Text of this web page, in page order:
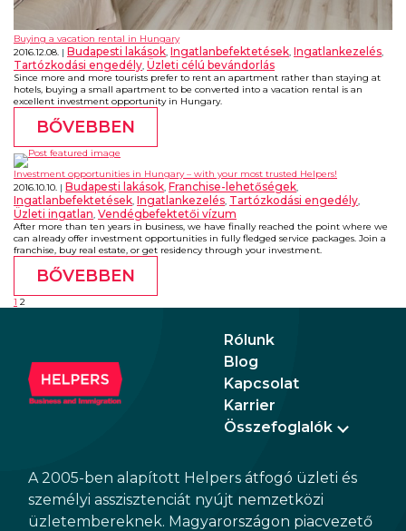
Buying a vacation rental in Hungary
2016.12.08.
Budapesti lakások, Ingatlanbefektetések, Ingatlankezelés,
Tartózkodási engedély, Üzleti célú bevándorlás
Since more and more tourists prefer to rent an apartment rather than staying at
hotels, buying a small apartment to be converted into a vacation rental is an
excellent investment opportunity in Hungary.
BŐVEBBEN
Investment opportunities in Hungary – with your most trusted Helpers!
2016.10.10.
Budapesti lakások, Franchise-lehetőségek,
Ingatlanbefektetések, Ingatlankezelés, Tartózkodási engedély,
Üzleti ingatlan, Vendégbefektetői vízum
After more than ten years in business, we have finally reached the point where we
can already offer investment opportunities in fully fledged service packages. Join a
franchise, buy real estate, or get residency through your investment.
BŐVEBBEN
1 2
Rólunk
Blog
Kapcsolat
Karrier
Összefoglalók
A 2005-ben alapított Helpers átfogó üzleti és
személyi asszisztenciát nyújt nemzetközi
üzletembereknek. Magyarországon piacvezető